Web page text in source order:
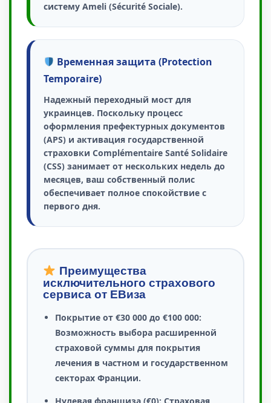
систему Ameli (Sécurité Sociale).
Временная защита (Protection
Temporaire)
Надежный переходный мост для
украинцев. Поскольку процесс
оформления префектурных документов
(APS) и активация государственной
страховки Complémentaire Santé Solidaire
(CSS) занимает от нескольких недель до
месяцев, ваш собственный полис
обеспечивает полное спокойствие с
первого дня.
Преимущества
исключительного страхового
сервиса от ЕВиза
Покрытие от €30 000 до €100 000:
Возможность выбора расширенной
страховой суммы для покрытия
лечения в частном и государственном
секторах Франции.